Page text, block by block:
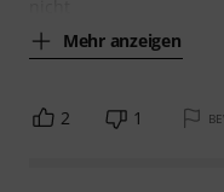
Mehr anzeigen
2 1